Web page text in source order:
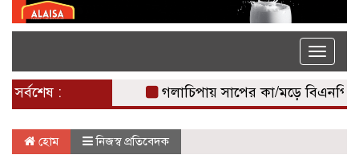
Toggle
সর্বশেষ : গলাচিপায় সাপের কা/মড়ে বিএনপি
হোম নিজস্ব প্রতিবেদক